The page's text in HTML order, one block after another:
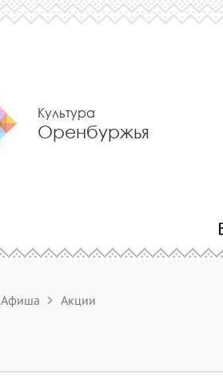
Культура
Оренбуржья
Афиша Акции